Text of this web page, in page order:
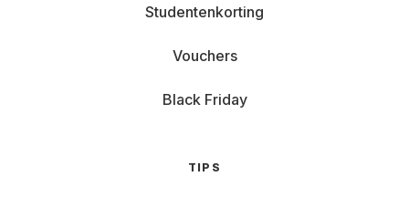
Studentenkorting
Vouchers
Black Friday
TIPS